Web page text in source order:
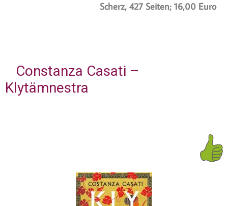
Scherz, 427 Seiten; 16,00 Euro
Constanza Casati –
Klytämnestra